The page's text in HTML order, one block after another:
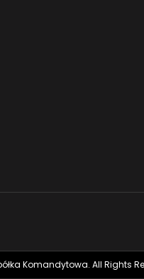
Komandytowa. All Rights